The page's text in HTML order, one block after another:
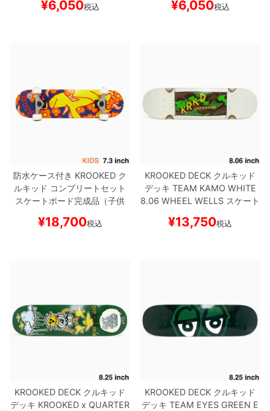
¥6,050税込 ¥6,050税込
防水ケース付き KROOKED ク
ルキッド コンプリートセット
スケートボード完成品（子供
ートボード スケボー
¥18,700税込
KROOKED DECK クルキッド
デッキ TEAM KAMO WHITE
8.06 WHEEL WELLS スケート
¥13,750税込
KROOKED DECK クルキッド
デッキ KROOKED x QUARTER
KROOKED DECK クルキッド
デッキ TEAM EYES GREEN E